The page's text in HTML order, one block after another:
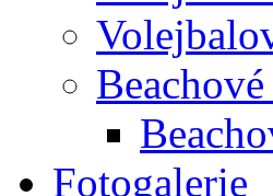
Fotogalerie